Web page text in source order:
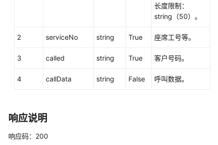
接
参
长度限制：
string（50）。
2 serviceNo string True 座席工号等。
3 called string True 客户号码。
4 callData string False 呼叫数据。
响应说明
响应码：200